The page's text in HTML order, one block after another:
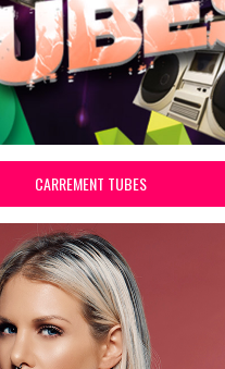
CARREMENT TUBES